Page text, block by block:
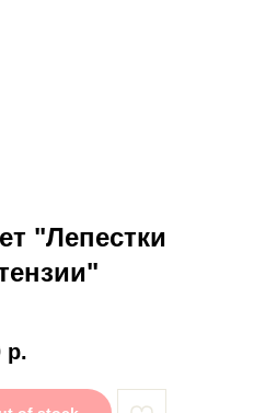
"Лепестки
р.